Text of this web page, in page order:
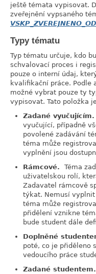
ještě témata vypisovat.
zveřejnění vypsaného
VSKP_ZVEREJNENO_OD
Typy tématu
Typ tématu určuje, kdo
schvalovací proces i
pouze o interní údaj,
kvalifikační práce. Podle
možné vybrat pouze ty
vypisovat. Tato položka
Zadané vyučujícím.
vyučující, případně
povolené zadávání
téma může
vyplnění jsou
Rámcové.
Téma
uživatelskou rolí,
Zadavatel rámcově
týkat. Nemusí vyplnit
téma může
přidělení vznikne
bude student dále
Doplněné
poté, co je přiděleno
vedoucího práce
Zadané studentem.